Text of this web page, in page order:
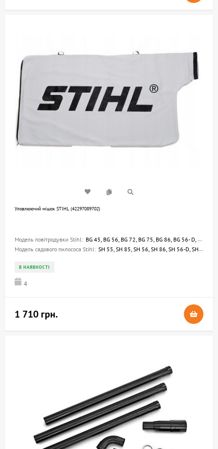
Уловлюючий мішок STIHL (42297089702)
Модель повітродувки Stihl: BG 45, BG 56, BG 72, BG 75, BG 86, BG 56- D, BG 86- D, BG 55
Модель садового пилососа Stihl: SH 55, SH 85, SH 56, SH 86, SH 56-D, SH 86-D, SHE 81, SHE 71
В НАЯВНОСТІ
4
1 710 грн.